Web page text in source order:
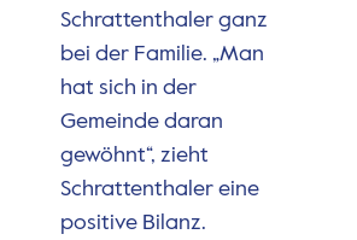
Schrattenthaler ganz
bei der Familie. „Man
hat sich in der
Gemeinde daran
gewöhnt“, zieht
Schrattenthaler eine
positive Bilanz.